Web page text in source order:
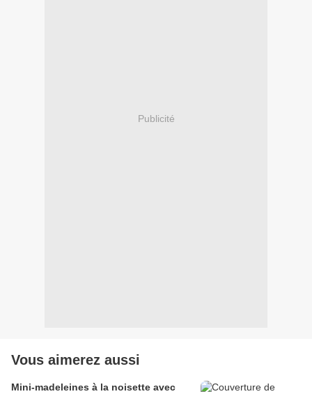
Publicité
Vous aimerez aussi
Mini-madeleines à la noisette avec